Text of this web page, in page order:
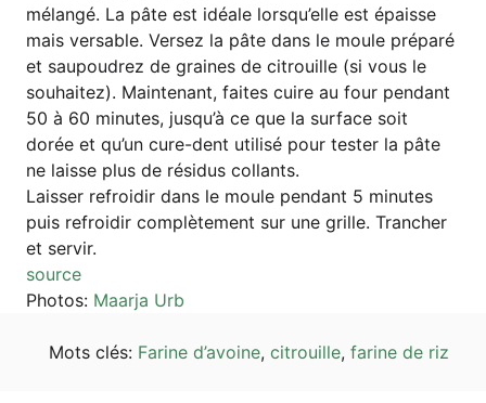
mélan­gé. La pâte est idéa­le lors­qu’el­le est épaisse
mais versable. Ver­sez la pâte dans le moule pré­pa­ré
et sau­poud­rez de grai­nes de citrouil­le (si vous le
sou­hai­tez). Main­ten­ant, fai­tes cui­re au four pen­dant
50 à 60 minu­tes, jus­qu’à ce que la sur­face soit
dorée et qu’un cure-dent uti­li­sé pour tes­ter la pâte
ne laisse plus de rési­dus collants.
Lais­ser refro­idir dans le moule pen­dant 5 minu­tes
puis refro­idir com­plè­te­ment sur une gril­le. Tran­cher
et servir.
source
Pho­tos: Maar­ja Urb
Mots clés: Fari­ne d’a­voi­ne, citrouil­le, fari­ne de riz